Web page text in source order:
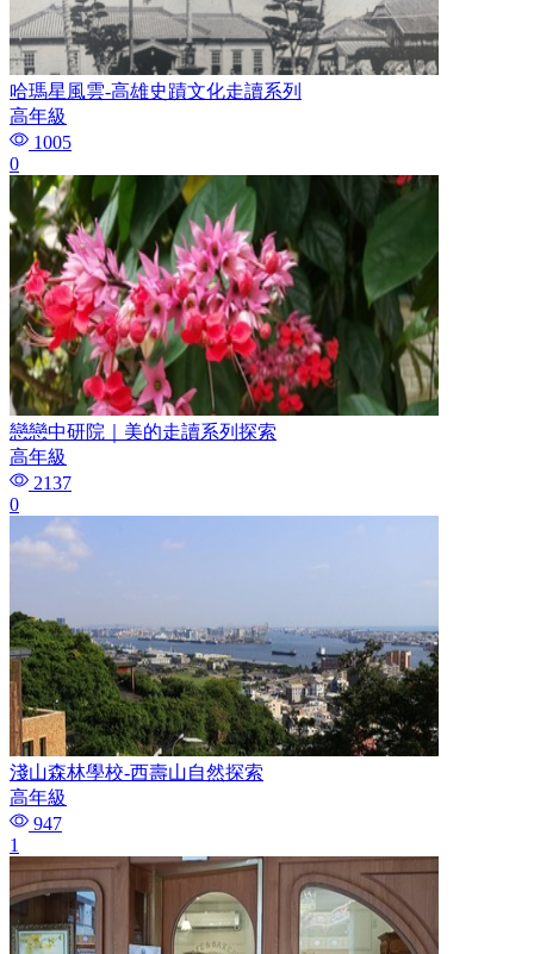
哈瑪星風雲-高雄史蹟文化走讀系列
高年級
1005
0
戀戀中研院｜美的走讀系列探索
高年級
2137
0
淺山森林學校-西壽山自然探索
高年級
947
1